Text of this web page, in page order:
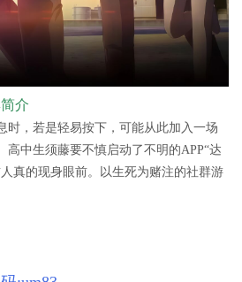
介
时，若是轻易按下，可能从此加入一场
高中生须藤要不慎启动了不明的APP“达
真的现身眼前。以生死为赌注的社群游